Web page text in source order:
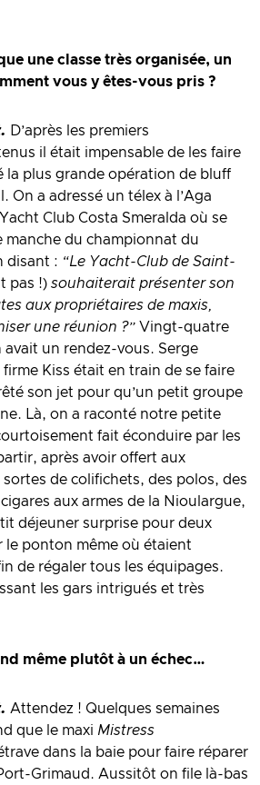
une classe très organisée, un
vous y êtes-vous pris ?
D’après les premiers
il était impensable de les faire
la plus grande opération de bluff
On a adressé un télex à l’Aga
Club Costa Smeralda où se
manche du championnat du
disant : “Le Yacht-Club de Saint-
pas !) souhaiterait présenter son
aux propriétaires de maxis,
une réunion ?” Vingt-quatre
avait un rendez-vous. Serge
Kiss était en train de se faire
son jet pour qu’un petit groupe
Là, on a raconté notre petite
fait éconduire par les
après avoir offert aux
de colifichets, des polos, des
aux armes de la Nioulargue,
déjeuner surprise pour deux
le ponton même où étaient
de régaler tous les équipages.
les gars intrigués et très
même plutôt à un échec…
Attendez ! Quelques semaines
que le maxi Mistress
dans la baie pour faire réparer
Grimaud. Aussitôt on file là-bas